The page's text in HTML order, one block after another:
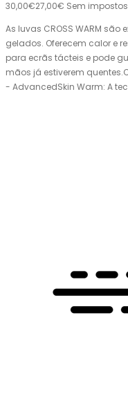
30,00€27,00€ Sem
As luvas CROSS WARM
gelados. Oferecem calor e
para ecrãs tácteis e pode
mãos já estiverem
- AdvancedSkin Warm: A